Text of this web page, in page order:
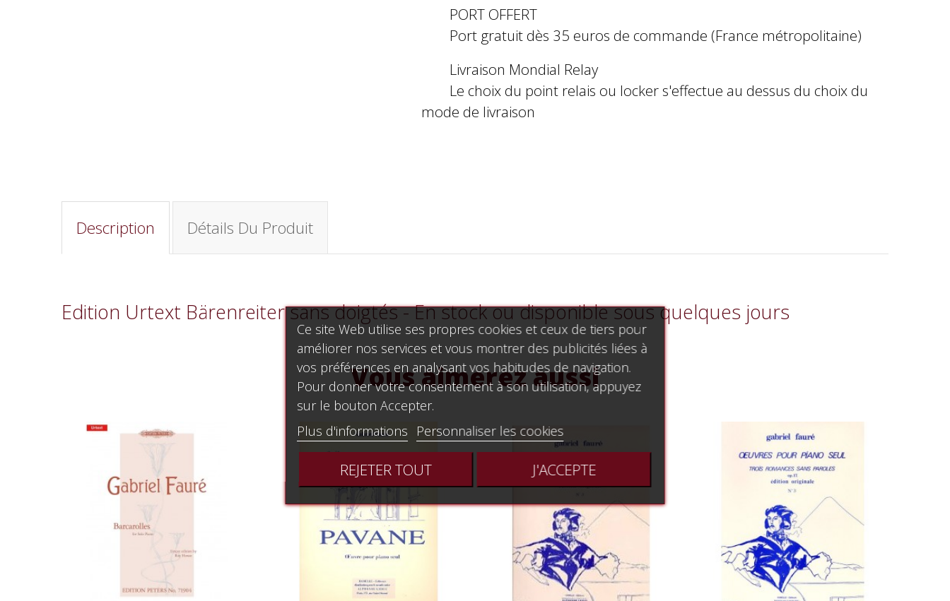
PORT OFFERT
Port gratuit dès 35 euros de commande (France métropolitaine)
Livraison Mondial Relay
Le choix du point relais ou locker s'effectue au dessus du choix du
mode de livraison
Description Détails Du Produit
Edition Urtext Bärenreiter sans doigtés - En stock ou disponible sous quelques jours
Vous aimerez aussi
Ce site Web utilise ses propres cookies et ceux de tiers pour
améliorer nos services et vous montrer des publicités liées à
vos préférences en analysant vos habitudes de navigation.
Pour donner votre consentement à son utilisation, appuyez
sur le bouton Accepter.
Plus d'informations
Personnaliser les cookies
REJETER TOUT J'ACCEPTE